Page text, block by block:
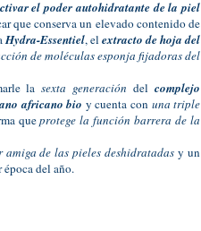
el poder autohidratante de la piel
que conserva un elevado contenido de
Hydra-Essentiel, el extracto de hoja del
de moléculas esponja fijadoras del
lasexta generación delcomplejo
africano bio y cuenta conuna triple
queprotege la función barrera de la
amiga de las pieles deshidratadas y un
época del año.